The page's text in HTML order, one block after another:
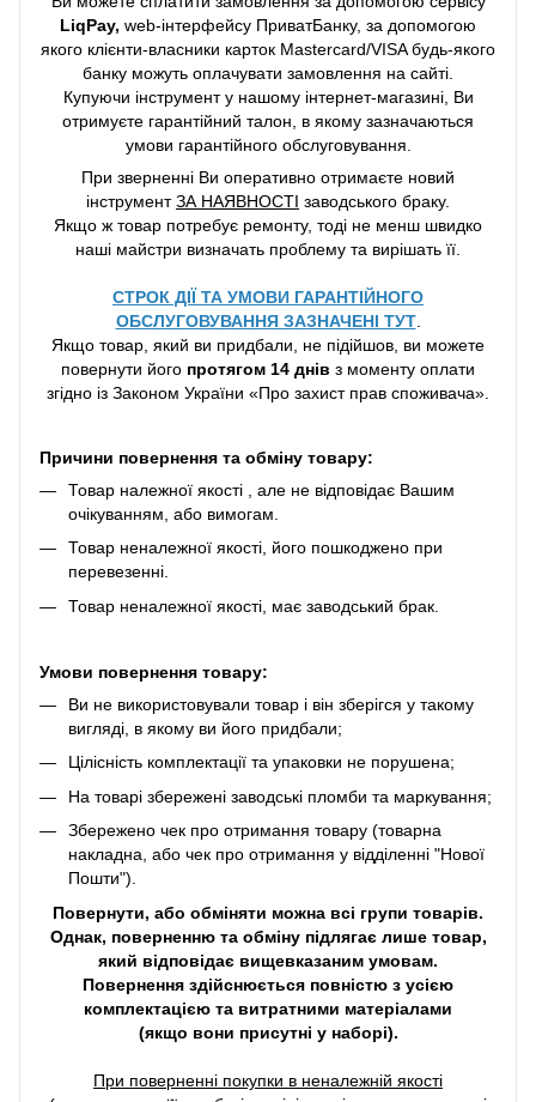
LiqPay, web-інтерфейсу ПриватБанку, за допомогою
якого клієнти-власники карток Mastercard/VISA будь-якого
банку можуть оплачувати замовлення на сайті.
Купуючи інструмент у нашому інтернет-магазині, Ви
отримуєте гарантійний талон, в якому зазначаються
умови гарантійного обслуговування.
При зверненні Ви оперативно отримаєте новий
інструментЗА НАЯВНОСТІ заводського браку.
Якщо ж товар потребує ремонту, тоді не менш швидко
наші майстри визначать проблему та вирішать її.
СТРОК ДІЇ ТА УМОВИ ГАРАНТІЙНОГО
ОБСЛУГОВУВАННЯ ЗАЗНАЧЕНІ ТУТ.
Якщо товар, який ви придбали, не підійшов, ви можете
повернути його протягом 14 днів з моменту оплати
згідно із Законом України «Про захист прав споживача».
Причини повернення та обміну товару:
Товар належної якості , але не відповідає Вашим
очікуванням, або вимогам.
Товар неналежної якості, його пошкоджено при
перевезенні.
Товар неналежної якості, має заводський брак.
Умови повернення товару:
Ви не використовували товар і він зберігся у такому
вигляді, в якому ви його придбали;
Цілісність комплектації та упаковки не порушена;
На товарі збережені заводські пломби та маркування;
Збережено чек про отримання товару (товарна
накладна, або чек про отримання у відділенні "Нової
Пошти").
Повернути, або обміняти можна всі групи товарів.
Однак, поверненню та обміну підлягає лише товар,
який відповідає вищевказаним умовам.
Повернення здійснюється повністю з усією
комплектацією та витратними матеріалами
(якщо вони присутні у наборі).
При поверненні покупки в неналежній якості